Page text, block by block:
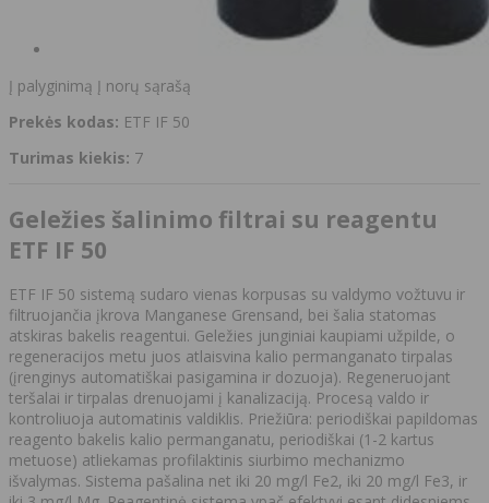
Į palyginimą Į norų sąrašą
Prekės kodas: ETF IF 50
Turimas kiekis: 7
Geležies šalinimo filtrai su reagentu
ETF IF 50
ETF IF 50 sistemą sudaro vienas korpusas su valdymo vožtuvu ir
filtruojančia įkrova Manganese Grensand, bei šalia statomas
atskiras bakelis reagentui. Geležies junginiai kaupiami užpilde, o
regeneracijos metu juos atlaisvina kalio permanganato tirpalas
(įrenginys automatiškai pasigamina ir dozuoja). Regeneruojant
teršalai ir tirpalas drenuojami į kanalizaciją. Procesą valdo ir
kontroliuoja automatinis valdiklis. Priežiūra: periodiškai papildomas
reagento bakelis kalio permanganatu, periodiškai (1-2 kartus
metuose) atliekamas profilaktinis siurbimo mechanizmo
išvalymas. Sistema pašalina net iki 20 mg/l Fe2, iki 20 mg/l Fe3, ir